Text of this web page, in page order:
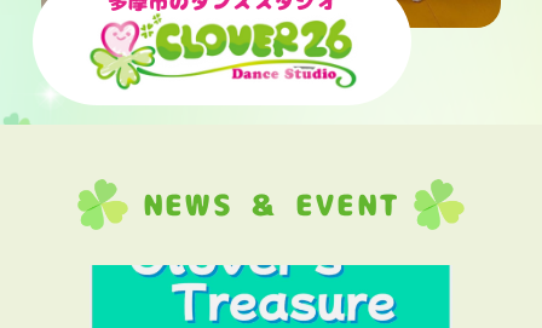
NEWS ＆ EVENT